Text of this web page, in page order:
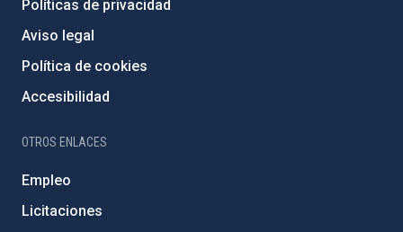
Políticas de privacidad
Aviso legal
Política de cookies
Accesibilidad
OTROS ENLACES
Empleo
Licitaciones